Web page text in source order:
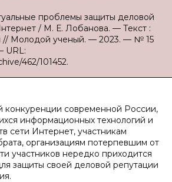
проблемы защиты деловой
/ М. Е. Лобанова. — Текст :
// Молодой ученый. — 2023. — № 15
URL:
462/101452.
конкуренции современной России,
информационных технологий и
сети Интернет, участникам
организациям потерпевшим от
участников нередко приходится
защиты своей деловой репутации